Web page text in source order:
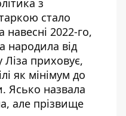
з
стало
навесні 2022-го,
народила від
Ліза приховує,
як мінімум до
Ясько назвала
але прізвище